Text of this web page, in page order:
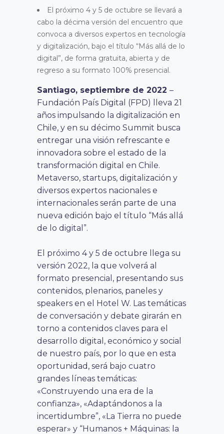
El próximo 4 y 5 de octubre se llevará a
cabo la décima versión del encuentro que
convoca a diversos expertos en tecnología
y digitalización, bajo el título “Más allá de lo
digital”, de forma gratuita, abierta y de
regreso a su formato 100% presencial.
Santiago, septiembre de 2022 –
Fundación País Digital (FPD) lleva 21
años impulsando la digitalización en
Chile, y en su décimo Summit busca
entregar una visión refrescante e
innovadora sobre el estado de la
transformación digital en Chile.
Metaverso, startups, digitalización y
diversos expertos nacionales e
internacionales serán parte de una
nueva edición bajo el título “Más allá
de lo digital”.
El próximo 4 y 5 de octubre llega su
versión 2022, la que volverá al
formato presencial, presentando sus
contenidos, plenarios, paneles y
speakers en el Hotel W. Las temáticas
de conversación y debate girarán en
torno a contenidos claves para el
desarrollo digital, económico y social
de nuestro país, por lo que en esta
oportunidad, será bajo cuatro
grandes líneas temáticas:
«Construyendo una era de la
confianza», «Adaptándonos a la
incertidumbre”, «La Tierra no puede
esperar» y “Humanos + Máquinas: la